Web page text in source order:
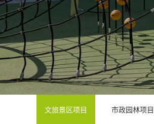
文旅景区项目 市政园林项目